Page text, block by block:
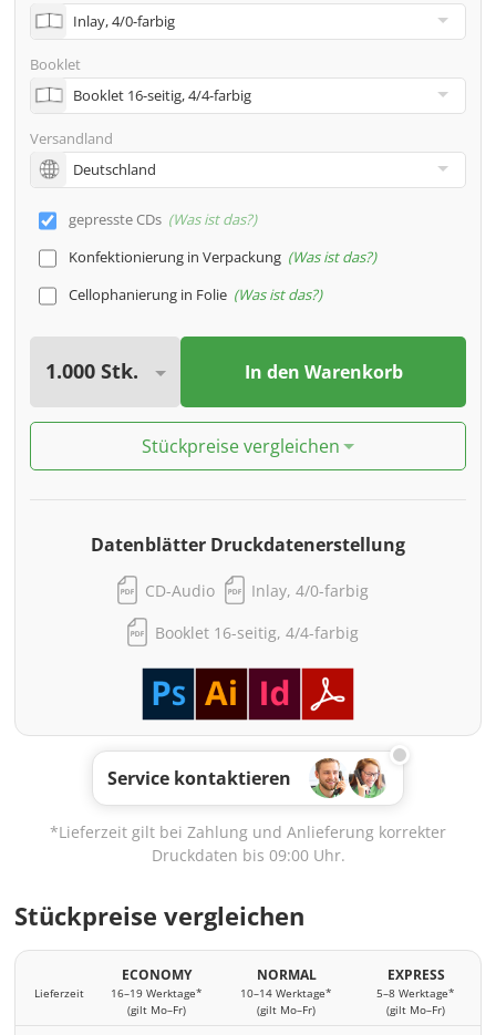
Booklet
Versandland
gepresste CDs Was ist das?
Konfektionierung in Verpackung Was ist das?
Cellophanierung in Folie Was ist das?
In den Warenkorb
Stückpreise vergleichen
Datenblätter Druckdatenerstellung
CD-Audio Inlay, 4/0-farbig
Booklet 16-seitig, 4/4-farbig
Service kontaktieren
*Lieferzeit gilt bei Zahlung und Anlieferung korrekter
Druckdaten bis 09:00 Uhr.
Stückpreise vergleichen
Lieferzeit
ECONOMY
16–19 Werktage*
(gilt Mo–Fr)
NORMAL
10–14 Werktage*
(gilt Mo–Fr)
EXPRESS
5–8 Werktage*
(gilt Mo–Fr)